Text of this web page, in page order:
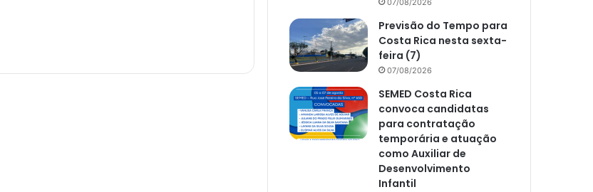
07/08/2026
Previsão do Tempo para
Costa Rica nesta sexta-
feira (7)
07/08/2026
SEMED Costa Rica
convoca candidatas
para contratação
temporária e atuação
como Auxiliar de
Desenvolvimento
Infantil